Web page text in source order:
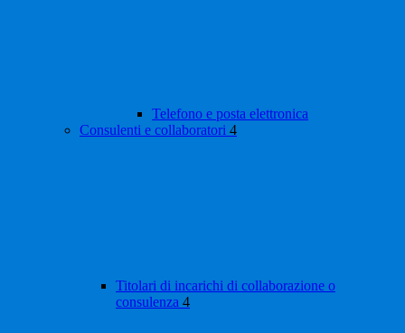
Telefono e posta elettronica
Consulenti e collaboratori 4
Titolari di incarichi di collaborazione o
consulenza 4